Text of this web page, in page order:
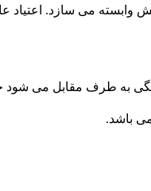
وابسته می سازد. اعتیاد
به طرف مقابل می شود
باشد.